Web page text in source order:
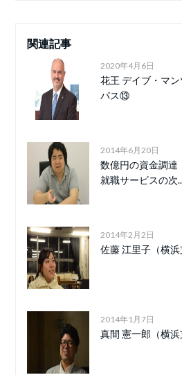
関連記事
2020年4月6日
花王 デイブ・マ
パス⑬
2014年6月20日
数億円の資金調
就職サービスの次
2014年2月2日
佐藤 江里子（横浜
2014年1月7日
真間 憲一郎（横浜